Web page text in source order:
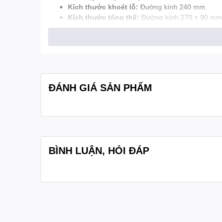
Kích thước khoét lỗ: Đường kính 240 mm.
Kích thước tổng thể: Đường kính 270 × 90 mm.
Chất liệu:Vỏ loa bằng nhựa ABS và lưới kim
Màu sắc:Trắng.
ĐÁNH GIÁ SẢN PHẨM
BÌNH LUẬN, HỎI ĐÁP